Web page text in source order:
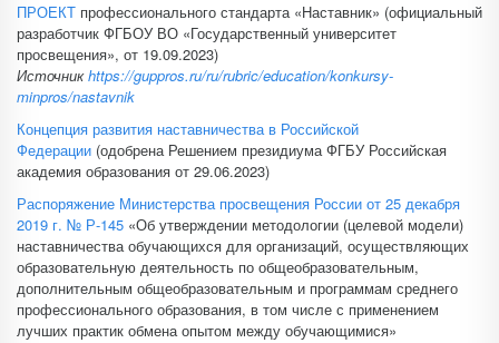
ПРОЕКТ профессионального стандарта «Наставник» (официальный
разработчик ФГБОУ ВО «Государственный университет
просвещения», от 19.09.2023)
Источникhttps://guppros.ru/ru/rubric/education/konkursy-
minpros/nastavnik
Концепция развития наставничества в Российской
Федерации (одобрена Решением президиума ФГБУ Российская
академия образования от 29.06.2023)
Распоряжение Министерства просвещения России от 25 декабря
2019 г. № Р-145 «Об утверждении методологии (целевой модели)
наставничества обучающихся для организаций, осуществляющих
образовательную деятельность по общеобразовательным,
дополнительным общеобразовательным и программам среднего
профессионального образования, в том числе с применением
лучших практик обмена опытом между обучающимися»